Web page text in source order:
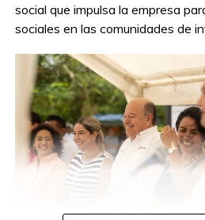
social que impulsa la empresa
sociales en las comunidades de